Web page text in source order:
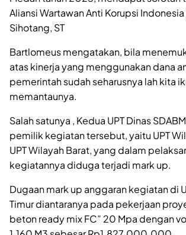
Aliansi Wartawan Anti Korupsi Indonesia
Sihotang, ST
Bartlomeus mengatakan, bila
atas kinerja yang menggunakan dana
pemerintah sudah seharusnya lah kita
memantaunya.
Salah satunya , Kedua UPT Dinas
pemilik kegiatan tersebut, yaitu UPT
UPT Wilayah Barat, yang dalam
kegiatannya diduga terjadi mark up.
Dugaan mark up anggaran kegiatan di
Timur diantaranya pada pekerjaan
beton ready mix FC” 20 Mpa dengan